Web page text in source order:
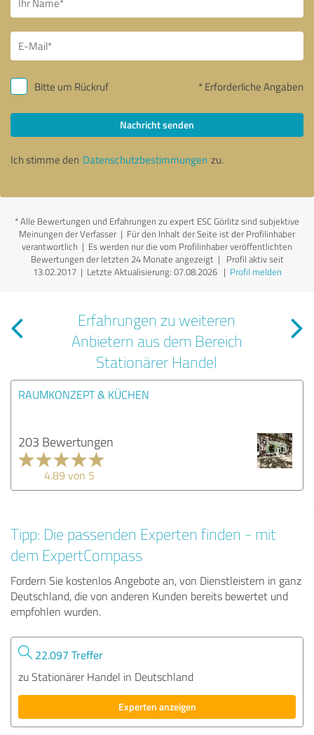
Bitte um Rückruf * Erforderliche Angaben
Nachricht senden
Ich stimme den Datenschutzbestimmungen zu.
*Alle Bewertungen und Erfahrungen zu expert ESC Görlitz sind subjektive
Meinungen der Verfasser | Für den Inhalt der Seite ist der Profilinhaber
verantwortlich | Es werden nur die vom Profilinhaber veröffentlichten
Bewertungen der letzten 24 Monate angezeigt | Profil aktiv seit
13.02.2017 | Letzte Aktualisierung: 07.08.2026| Profil melden
Erfahrungen zu weiteren
Anbietern aus dem Bereich
Stationärer Handel
RAUMKONZEPT & KÜCHEN
203 Bewertungen
4.89 von 5
Tipp: Die passenden Experten finden - mit
dem ExpertCompass
Fordern Sie kostenlos Angebote an, von Dienstleistern in ganz
Deutschland, die von anderen Kunden bereits bewertet und
empfohlen wurden.
22.097 Treffer
zu Stationärer Handel in Deutschland
Experten anzeigen